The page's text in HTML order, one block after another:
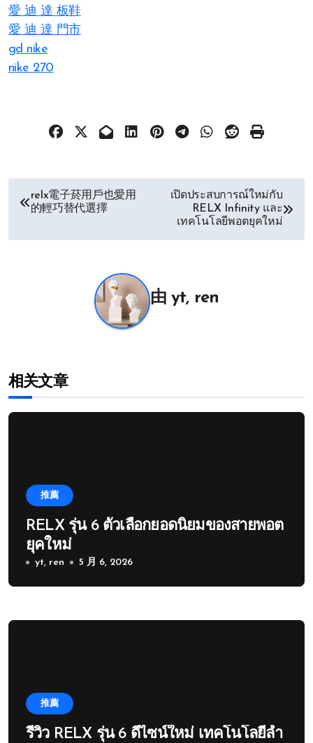
愛 迪 達 板鞋
愛 迪 達 門市
gd nike
nike 270
文relx電子菸用戶也愛用
的輕巧替代選擇
เปิดประสบการณ์ใหม่กับ
RELX Infinity และ
เทคโนโลยีพอตยุคใหม่
由yt, ren
相关文章
推薦
RELX รุ่น 6 ตัวเลือกยอดนิยมของสายพอต
ยุคใหม่
yt, ren 5 月 6, 2026
推薦
รีวิว RELX รุ่น 6 ดีไซน์ใหม่ เทคโนโลยีล้ำ